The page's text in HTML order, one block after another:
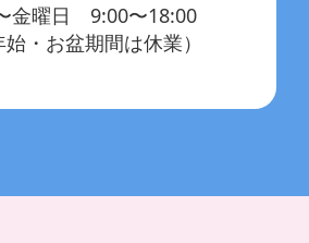
金曜日 9:00〜18:00
始・お盆期間は休業）